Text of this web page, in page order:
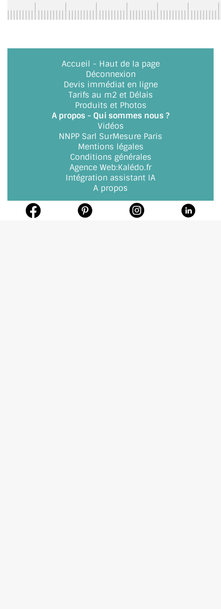
DALLE DE SOL EN VERRE
GARDE CORPS EN VERRE
VERRIÈRE TYPE ATELIER
VERRES TEXTURÉS
DOUBLE VITRAGE
ACCESSOIRES & QUINCAILLERIE
LES FIXATIONS POUR MIROIR
Accueil - Haut de la page
Déconnexion
Devis immédiat en ligne
Tarifs au m2 et Délais
Produits et Photos
A propos - Qui sommes nous ?
Vidéos
NNPP Sarl SurMesure Paris
Mentions légales
Conditions générales
Agence Web:Kalédo.fr
Intégration assistant IA
A propos